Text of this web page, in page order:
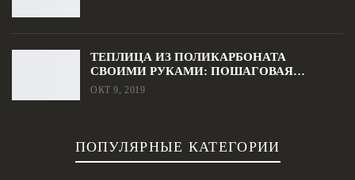
ТЕПЛИЦА ИЗ ПОЛИКАРБОНАТА
СВОИМИ РУКАМИ: ПОШАГОВАЯ…
ОКТ 9, 2019
ПОПУЛЯРНЫЕ КАТЕГОРИИ